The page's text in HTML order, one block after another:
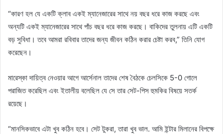
“কারণ হল যে একটি ক্লাব একই ম্যানেজারের সাথে নয় বছর ধরে কাজ করছে এবং
অন্যটি একই ম্যানেজারের সাথে পাঁচ বছর ধরে কাজ করছে। বাকিদের তুলনায় এটি একটি
বড় সুবিধা। তবে আমরা রবিবার তাদের জন্য জীবন কঠিন করার চেষ্টা করব,” তিনি যোগ
করেছেন।
মারেস্কা দায়িত্ব নেওয়ার আগে আর্সেনাল তাদের শেষ বৈঠকে চেলসিকে 5-0 গোলে
পরাজিত করেছিল এবং ইতালীয় বলেছিল যে সে তার সেট-পিস হুমকির বিষয়ে সতর্ক
রয়েছে।
“মানসিকভাবে এটা খুব কঠিন হবে। সেট টুকরা, তারা খুব ভাল. আমি ইন্টার মিলানের বিপক্ষে